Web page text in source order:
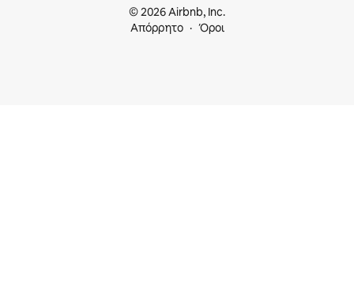
© 2026 Airbnb, Inc.
Απόρρητο
Όροι